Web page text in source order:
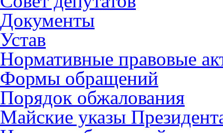
Документы
Устав
Нормативные правовые
Формы обращений
Порядок обжалования
Майские указы